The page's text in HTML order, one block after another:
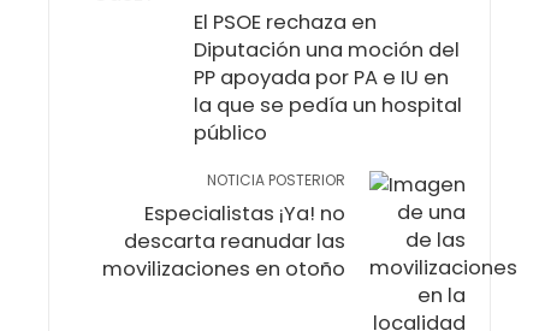
El PSOE rechaza en
Diputación una moción del
PP apoyada por PA e IU en
la que se pedía un hospital
público
NOTICIA POSTERIOR
Especialistas ¡Ya! no
descarta reanudar las
movilizaciones en otoño